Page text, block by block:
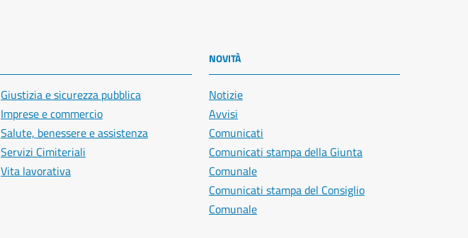
Giustizia e sicurezza pubblica
Imprese e commercio
Salute, benessere e assistenza
Servizi Cimiteriali
Vita lavorativa
NOVITÀ
Notizie
Avvisi
Comunicati
Comunicati stampa della Giunta
Comunale
Comunicati stampa del Consiglio
Comunale